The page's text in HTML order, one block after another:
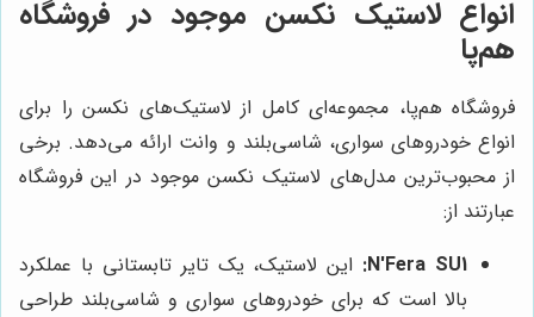
انواع لاستیک نکسن موجود در فروشگاه
هم‌پا
فروشگاه هم‌پا، مجموعه‌ای کامل از لاستیک‌های نکسن را برای
انواع خودروهای سواری، شاسی‌بلند و وانت ارائه می‌دهد. برخی
از محبوب‌ترین مدل‌های لاستیک نکسن موجود در این فروشگاه
عبارتند از:
N'Fera SU1: این لاستیک، یک تایر تابستانی با عملکرد
بالا است که برای خودروهای سواری و شاسی‌بلند طراحی